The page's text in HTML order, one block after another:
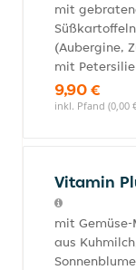
mit
(Aubergine,
mit Petersilie
9,90 €
inkl. Pfand (0,00
Vitamin
mit
aus